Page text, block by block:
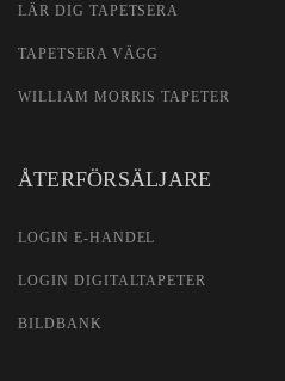
LÄR DIG TAPETSERA
TAPETSERA VÄGG
WILLIAM MORRIS TAPETER
ÅTERFÖRSÄLJARE
LOGIN E-HANDEL
LOGIN DIGITALTAPETER
BILDBANK